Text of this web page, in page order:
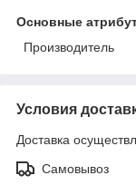
Основные
Производитель
Условия
Доставка
Самовывоз